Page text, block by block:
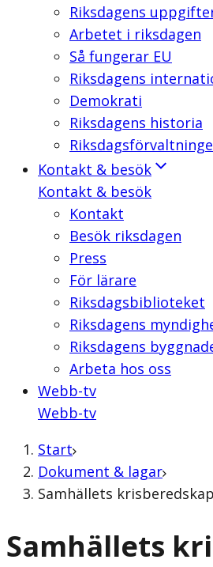
Riksdagens
Arbetet i riksdagen
Så fungerar EU
Riksdagens
Demokrati
Riksdagens historia
Kontakt & besök
Kontakt & besök
Kontakt
Besök riksdagen
Press
För lärare
Riksdagsbiblioteket
Riksdagens
Riksdagens
Arbeta hos oss
Webb-tv
Webb-tv
Start
Dokument & lagar
Samhällets
Samhällets